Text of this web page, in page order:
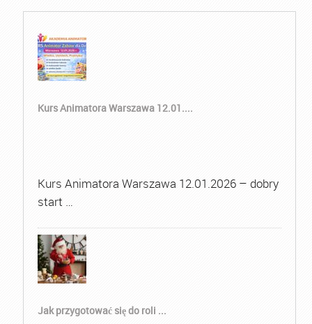
Kurs Animatora Warszawa 12.01....
Kurs Animatora Warszawa 12.01.2026 – dobry
start …
Jak przygotować się do roli ...